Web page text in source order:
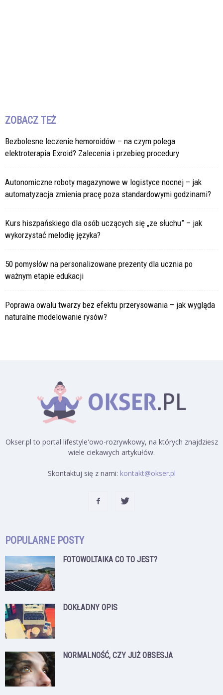
ZOBACZ TEŻ
Bezbolesne leczenie hemoroidów – na czym polega
elektroterapia Exroid? Zalecenia i przebieg procedury
Autonomiczne roboty magazynowe w logistyce nocnej – jak
automatyzacja zmienia pracę poza standardowymi godzinami?
Kurs hiszpańskiego dla osób uczących się „ze słuchu” – jak
wykorzystać melodię języka?
50 pomysłów na personalizowane prezenty dla ucznia po
ważnym etapie edukacji
Poprawa owalu twarzy bez efektu przerysowania – jak wygląda
naturalne modelowanie rysów?
Okser.pl to portal lifestyle'owo-rozrywkowy, na których znajdziesz
wiele ciekawych artykułów.
Skontaktuj się z nami: kontakt@okser.pl
POPULARNE POSTY
FOTOWOLTAIKA CO TO JEST?
DOKŁADNY OPIS
NORMALNOŚĆ, CZY JUŻ OBSESJA